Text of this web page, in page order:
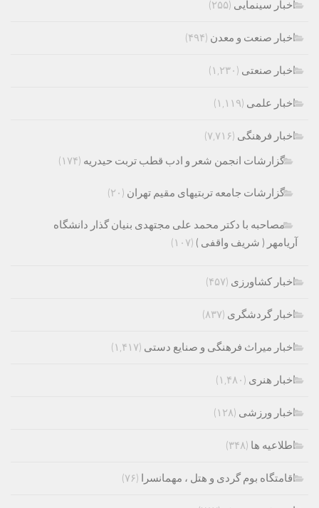
اخبار سینمایی (۲۵۵)
اخبار صنعت و معدن (۴۹۴)
اخبار صنعتی (۱,۲۳۰)
اخبار علمی (۱,۱۱۹)
اخبار فرهنگی (۷,۷۱۶)
گزارشات انجمن شعر و ادب قطب تربت حیدریه (۱۷۴)
گزارشات جامعه تربتیهای مقیم تهران (۲۰)
مصاحبه با دکتر محمد علی مجتهدی بنیان گذار دانشگاه
آریامهر ( شریف واقفی ) (۱۰۷)
اخبار کشاورزی (۴۵۷)
اخبار گردشگری (۸۳۷)
اخبار میراث فرهنگی و صنایع دستی (۱,۴۱۷)
اخبار هنری (۱,۴۸۰)
اخبار ورزشی (۱۲۸)
اطلاعیه ها (۳۴۸)
اقامتگاه بوم گردی و هتل ، مهمانسرا (۷۶)